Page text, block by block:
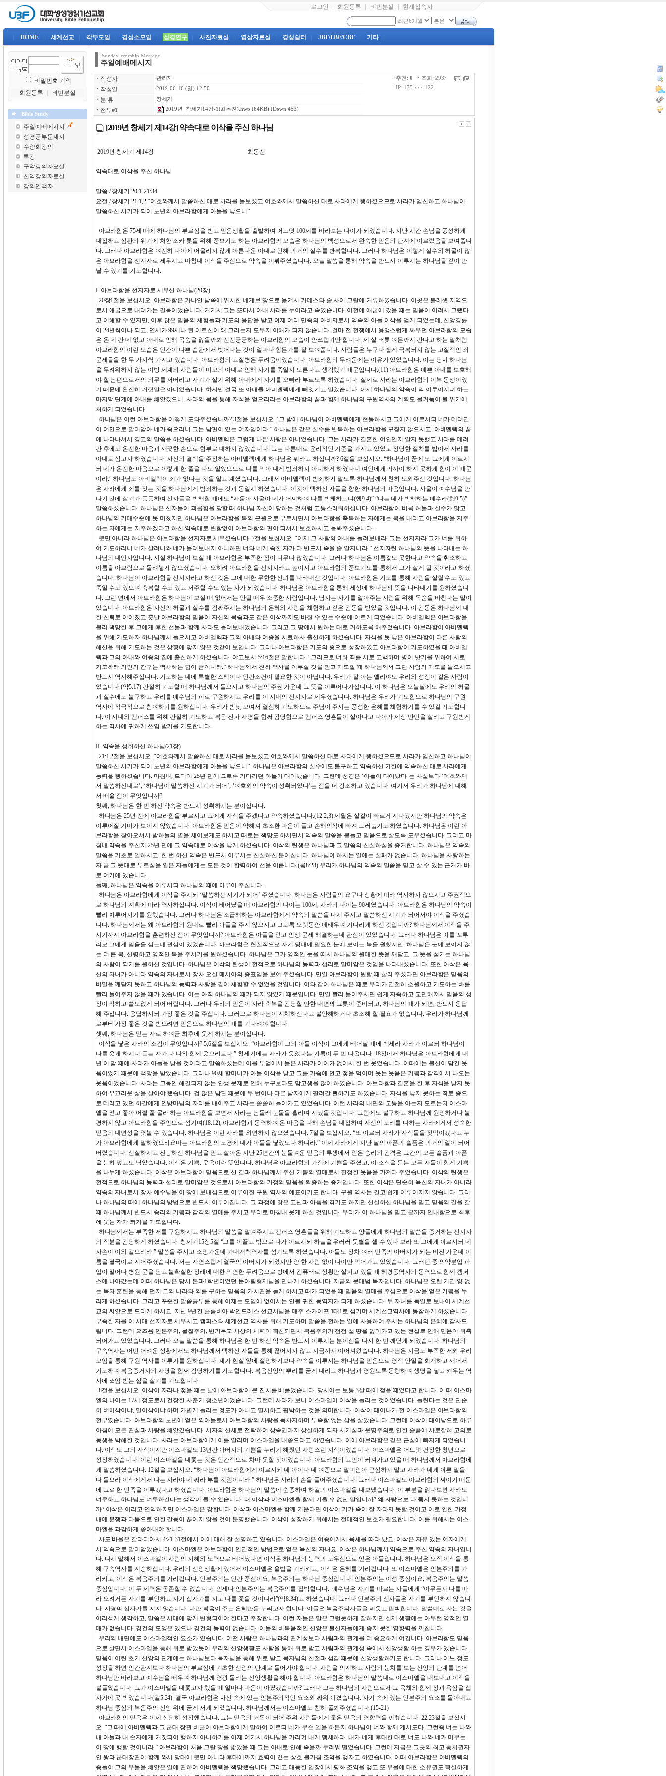
로그인 회원등록 비번분실 현재접속자
HOME 세계선교 각부모임 경성소모임 성경연구 사진자료실 영상자료실 경성쉼터 JBF/EBF/CBF 기타
비밀번호 기억
회원등록
비번분실
Bible Study
주일예배메시지
성경공부문제지
수양회강의
특강
구약강의자료실
신약강의자료실
강의안책자
Sunday Worship Message
주일예배메시지
ㆍ 작성자 관리자
ㆍ 작성일 2019-06-16 (일) 12:50
ㆍ 분 류 창세기
ㆍ 첨부#1 2019년_창세기14강-1(최동진).hwp (64KB) (Down:453)
ㆍ추천: 0 ㆍ조회: 2937
ㆍ IP: 175.xxx.122
[2019년 창세기 제14강] 약속대로 이삭을 주신 하나님
2019년 창세기 제14강 최동진
약속대로 이삭을 주신 하나님
말씀 / 창세기 20:1-21:34
요절 / 창세기 21:1,2 “여호와께서 말씀하신 대로 사라를 돌보셨고 여호와께서 말씀하신 대로 사라에게 행하셨으므로 사라가 임신하고 하나님이
말씀하신 시기가 되어 노년의 아브라함에게 아들을 낳으니”
아브라함은 75세 때에 하나님의 부르심을 받고 믿음생활을 출발하여 어느덧 100세를 바라보는 나이가 되었습니다. 지난 시간 손님을 풍성하게
대접하고 심판의 위기에 처한 조카 롯을 위해 중보기도 하는 아브라함의 모습은 하나님의 백성으로서 완숙한 믿음의 단계에 이르렀음을 보여줍니
다. 그러나 아브라함은 여전히 나이에 어울리지 않게 아름다운 아내로 인해 과거의 실수를 반복합니다. 그러나 하나님은 이렇게 실수와 허물이 많
은 아브라함을 선지자로 세우시고 마침내 이삭을 주심으로 약속을 이뤄주셨습니다. 오늘 말씀을 통해 약속을 반드시 이루시는 하나님을 깊이 만
날 수 있기를 기도합니다.
I. 아브라함을 선지자로 세우신 하나님(20장)
20장1절을 보십시오. 아브라함은 가나안 남쪽에 위치한 네게브 땅으로 옮겨서 가데스와 술 사이 그랄에 거류하였습니다. 이곳은 블레셋 지역으
로서 애굽으로 내려가는 길목이었습니다. 거기서 그는 또다시 아내 사라를 누이라고 속였습니다. 이전에 애굽에 갔을 때는 믿음이 어려서 그랬다
고 이해할 수 있지만, 이후 많은 믿음의 체험들과 기도의 응답을 받고 이제 여러 민족의 아버지로서 약속의 아들 이삭을 얻게 되었는데, 신앙경륜
이 24년씩이나 되고, 연세가 99세나 된 어르신이 왜 그러는지 도무지 이해가 되지 않습니다. 얼마 전 전쟁에서 용맹스럽게 싸우던 아브라함의 모습
은 온 데 간 데 없고 아내로 인해 목숨을 잃을까봐 전전긍긍하는 아브라함의 모습이 안쓰럽기만 합니다. 세 살 버릇 여든까지 간다고 하는 말처럼
아브라함의 이런 모습은 인간이 나쁜 습관에서 벗어나는 것이 얼마나 힘든가를 잘 보여줍니다. 사람들은 누구나 쉽게 극복되지 않는 고질적인 죄
문제들을 한 두 가지씩 가지고 있습니다. 아브라함의 고질병은 두려움이었습니다. 아브라함의 두려움에는 이유가 있었습니다. 이는 당시 하나님
을 두려워하지 않는 이방 세계의 사람들이 미모의 아내로 인해 자기를 죽일지 모른다고 생각했기 때문입니다.(11) 아브라함은 예쁜 아내를 보호해
야 할 남편으로서의 의무를 저버리고 자기가 살기 위해 아내에게 자기를 오빠라 부르도록 하였습니다. 실제로 사라는 아브라함의 이복 동생이었
기 때문에 완전히 거짓말은 아니었습니다. 하지만 결국 또 아내를 아비멜렉에게 빼앗기고 말았습니다. 이제 하나님의 약속이 막 이루어지려 하는
마지막 단계에 아내를 빼앗겼으니, 사라의 몸을 통해 자식을 얻으리라는 아브라함의 꿈과 함께 하나님의 구원역사의 계획도 물거품이 될 위기에
처하게 되었습니다.
하나님은 이런 아브라함을 어떻게 도와주셨습니까? 3절을 보십시오. “그 밤에 하나님이 아비멜렉에게 현몽하시고 그에게 이르시되 네가 데려간
이 여인으로 말미암아 네가 죽으리니 그는 남편이 있는 여자임이라.” 하나님은 같은 실수를 반복하는 아브라함을 꾸짖지 않으시고, 아비멜렉의 꿈
에 나타나셔서 경고의 말씀을 하셨습니다. 아비멜렉은 그렇게 나쁜 사람은 아니었습니다. 그는 사라가 결혼한 여인인지 알지 못했고 사라를 데려
간 후에도 온전한 마음과 깨끗한 손으로 함부로 대하지 않았습니다. 그는 나름대로 윤리적인 기준을 가지고 있었고 정당한 절차를 밟아서 사라를
아내로 삼고자 하였습니다. 자신의 결백을 주장하는 아비멜렉에게 하나님은 뭐라고 하십니까? 6절을 보십시오. “하나님이 꿈에 또 그에게 이르시
되 네가 온전한 마음으로 이렇게 한 줄을 나도 알았으므로 너를 막아 내게 범죄하지 아니하게 하였나니 여인에게 가까이 하지 못하게 함이 이 때문
이라.” 하나님도 아비멜렉이 죄가 없다는 것을 알고 계셨습니다. 그래서 아비멜렉이 범죄하지 말도록 하나님께서 친히 도와주신 것입니다. 하나님
은 사라에게 죄를 짓는 것을 하나님에게 범죄하는 것과 동일시 하셨습니다. 이것이 택하신 자들을 향한 하나님의 마음입니다. 사울이 예수님을 만
나기 전에 살기가 등등하여 신자들을 박해할 때에도 “사울아 사울아 네가 어찌하여 나를 박해하느냐(행9:4)” “나는 네가 박해하는 예수라(행9:5)”
말씀하셨습니다. 하나님은 신자들이 괴롭힘을 당할 때 하나님 자신이 당하는 것처럼 고통스러워하십니다. 아브라함이 비록 허물과 실수가 많고
하나님의 기대수준에 못 미쳤지만 하나님은 아브라함을 복의 근원으로 부르시면서 아브라함을 축복하는 자에게는 복을 내리고 아브라함을 저주
하는 자에게는 저주하겠다고 하신 약속대로 변함없이 아브라함의 편이 되셔서 보호하시고 돌봐주셨습니다.
뿐만 아니라 하나님은 아브라함을 선지자로 세우셨습니다. 7절을 보십시오. “이제 그 사람의 아내를 돌려보내라. 그는 선지자라 그가 너를 위하
여 기도하리니 네가 살려니와 네가 돌려보내지 아니하면 너와 네게 속한 자가 다 반드시 죽을 줄 알지니라.” 선지자란 하나님의 뜻을 나타내는 하
나님의 대언자입니다. 시실 하나님이 보실 때 아브라함은 부족한 점이 너무나 많았습니다. 그러나 하나님은 이름값도 못한다고 약속을 취소하고
이름을 아브람으로 돌려놓지 않으셨습니다. 오히려 아브라함을 선지자라고 높이시고 아브라함의 중보기도를 통해서 그가 살게 될 것이라고 하셨
습니다. 하나님이 아브라함을 선지자라고 하신 것은 그에 대한 무한한 신뢰를 나타내신 것입니다. 아브라함은 기도를 통해 사람을 살릴 수도 있고
죽일 수도 있으며 축복할 수도 있고 저주할 수도 있는 자가 되었습니다. 하나님은 아브라함을 통해 세상에 하나님의 뜻을 나타내기를 원하셨습니
다. 그런 면에서 아브라함은 하나님이 보실 때 없어서는 안될 매우 소중한 사람입니다. 남자는 자기를 알아주는 사람을 위해 목숨을 바친다는 말이
있습니다. 아브라함은 자신의 허물과 실수를 감싸주시는 하나님의 은혜와 사랑을 체험하고 깊은 감동을 받았을 것입니다. 이 감동은 하나님께 대
한 신뢰로 이어졌고 훗날 아브라함의 믿음이 자신의 목숨과도 같은 이삭까지도 바칠 수 있는 수준에 이르게 되었습니다. 아비멜렉은 아브라함을
불러 책망한 후 그에게 후한 선물과 함께 사라도 돌려보내었습니다. 그리고 그 땅에서 원하는 대로 거하도록 해주었습니다. 아브라함이 아비멜렉
을 위해 기도하자 하나님께서 들으시고 아비멜렉과 그의 아내와 여종을 치료하사 출산하게 하셨습니다. 자식을 못 낳은 아브라함이 다른 사람의
해산을 위해 기도하는 것은 상황에 맞지 않은 것같이 보입니다. 그러나 아브라함은 기도의 종으로 성장하였고 아브라함이 기도하였을 때 아비멜
렉과 그의 아내와 여종의 집에 출산하게 하셨습니다. 야고보서 5:16절은 말합니다. “그러므로 너희 죄를 서로 고백하며 병이 낫기를 위하여 서로
기도하라 의인의 간구는 역사하는 힘이 큼이니라.” 하나님께서 친히 역사를 이루실 것을 믿고 기도할 때 하나님께서 그런 사람의 기도를 들으시고
반드시 역사해주십니다. 기도하는 데에 특별한 스펙이나 인간조건이 필요한 것이 아닙니다. 우리가 잘 아는 엘리야도 우리와 성정이 같은 사람이
었습니다.(약5:17) 간절히 기도할 때 하나님께서 들으시고 하나님의 주권 가운데 그 뜻을 이루어나가십니다. 이 하나님은 오늘날에도 우리의 허물
과 실수에도 불구하고 우리를 예수님의 피로 구원하시고 우리를 이 시대의 선지자로 세우셨습니다. 하나님은 우리가 기도함으로 하나님의 구원
역사에 적극적으로 참여하기를 원하십니다. 우리가 밤낮 모여서 열심히 기도하므로 주님이 주시는 풍성한 은혜를 체험하기를 수 있길 기도합니
다. 이 시대와 캠퍼스를 위해 간절히 기도하고 복음 전파 사명을 힘써 감당함으로 캠퍼스 영혼들이 살아나고 나아가 세상 만민을 살리고 구원받게
하는 역사에 귀하게 쓰임 받기를 기도합니다.
II. 약속을 성취하신 하나님(21장)
21:1,2절을 보십시오. “여호와께서 말씀하신 대로 사라를 돌보셨고 여호와께서 말씀하신 대로 사라에게 행하셨으므로 사라가 임신하고 하나님이
말씀하신 시기가 되어 노년의 아브라함에게 아들을 낳으니” 하나님은 아브라함의 실수에도 불구하고 약속하신 기한에 약속하신 대로 사라에게
능력을 행하셨습니다. 마침내, 드디어 25년 만에 그토록 기다리던 아들이 태어났습니다. 그런데 성경은 ‘아들이 태어났다’는 사실보다 ‘여호와께
서 말씀하신대로’, ‘하나님이 말씀하신 시기가 되어’, ‘여호와의 약속이 성취되었다’는 점을 더 강조하고 있습니다. 여기서 우리가 하나님에 대해
서 배울 점이 무엇입니까?
첫째, 하나님은 한 번 하신 약속은 반드시 성취하시는 분이십니다.
하나님은 25년 전에 아브라함을 부르시고 그에게 자식을 주겠다고 약속하셨습니다.(12:2,3) 세월은 살같이 빠르게 지나갔지만 하나님의 약속은
이루어질 기미가 보이지 않았습니다. 아브라함은 믿음이 약해져 초조한 마음이 들고 손해의식에 빠져 드러눕기도 하였습니다. 하나님은 이런 아
브라함을 찾아오셔서 밤하늘의 별을 세어보게도 하시고 때로는 책망도 하시면서 약속의 말씀을 붙들고 믿음으로 살도록 도우셨습니다. 그리고 마
침내 약속을 주신지 25년 만에 그 약속대로 이삭을 낳게 하셨습니다. 이삭의 탄생은 하나님과 그 말씀의 신실하심을 증거합니다. 하나님은 약속의
말씀을 기초로 일하시고, 한 번 하신 약속은 반드시 이루시는 신실하신 분이십니다. 하나님이 하시는 일에는 실패가 없습니다. 하나님을 사랑하는
자 곧 그 뜻대로 부르심을 입은 자들에게는 모든 것이 합력하여 선을 이룹니다.(롬8:28) 우리가 하나님의 약속의 말씀을 믿고 살 수 있는 근거가 바
로 여기에 있습니다.
둘째, 하나님은 약속을 이루시되 하나님의 때에 이루어 주십니다.
하나님은 아브라함에게 이삭을 주시되 ‘말씀하신 시기가 되어’ 주셨습니다. 하나님은 사람들의 요구나 상황에 따라 역사하지 않으시고 주권적으
로 하나님의 계획에 따라 역사하십니다. 이삭이 태어났을 때 아브라함의 나이는 100세, 사라의 나이는 90세였습니다. 아브라함은 하나님의 약속이
빨리 이루어지기를 원했습니다. 그러나 하나님은 조급해하는 아브라함에게 약속의 말씀을 다시 주시고 말씀하신 시기가 되어서야 이삭을 주셨습
니다. 하나님께서는 왜 아브라함의 원대로 빨리 아들을 주지 않으시고 그토록 오랫동안 애태우며 기다리게 하신 것입니까? 하나님께서 이삭을 주
시기까지 아브라함을 훈련하신 점이 무엇입니까? 아브라함은 아들을 얻고 인생 문제 해결하는데 관심이 있었습니다. 그러나 하나님은 이를 꼬투
리로 그에게 믿음을 심는데 관심이 있었습니다. 아브라함은 현실적으로 자기 당대에 필요한 눈에 보이는 복을 원했지만, 하나님은 눈에 보이지 않
는 더 큰 복, 신령하고 영적인 복을 주시기를 원하셨습니다. 하나님은 그가 영적인 눈을 떠서 하나님의 원대한 뜻을 깨닫고, 그 뜻을 섬기는 하나님
의 사람이 되기를 원하신 것입니다. 하나님은 이삭의 탄생이 전적으로 하나님의 능력과 섭리로 말미암은 것임을 나타내셨습니다. 또한 이삭은 육
신의 자녀가 아니라 약속의 자녀로서 장차 오실 메시아의 증표임을 보여 주셨습니다. 만일 아브라함이 원할 때 빨리 주셨다면 아브라함은 믿음의
비밀을 깨닫지 못하고 하나님의 능력과 사랑을 깊이 체험할 수 없었을 것입니다. 이와 같이 하나님은 때로 우리가 간절히 소원하고 기도하는 바를
빨리 들어주지 않을 때가 있습니다. 이는 아직 하나님의 때가 되지 않았기 때문입니다. 만일 빨리 들어주시면 쉽게 자족하고 교만해져서 믿음의 성
장이 막히고 쓸모없게 되어 버립니다. 그러나 우리의 믿음이 자라 축복을 감당할 만한 내면의 그릇이 준비되고, 하나님의 때가 되면, 반드시 응답
해 주십니다. 응답하시되 가장 좋은 것을 주십니다. 그러므로 하나님이 지체하신다고 불안해하거나 초조해 할 필요가 없습니다. 우리가 하나님께
로부터 가장 좋은 것을 받으려면 믿음으로 하나님의 때를 기다려야 합니다.
셋째, 하나님은 믿는 자로 하여금 최후에 웃게 하시는 분이십니다.
이삭을 낳은 사라의 소감이 무엇입니까? 5,6절을 보십시오. “아브라함이 그의 아들 이삭이 그에게 태어날 때에 백세라 사라가 이르되 하나님이
나를 웃게 하시니 듣는 자가 다 나와 함께 웃으리로다.” 창세기에는 사라가 웃었다는 기록이 두 번 나옵니다. 18장에서 하나님은 아브라함에게 내
년 이 맘 때에 사라가 아들을 낳을 것이라고 말씀하셨는데 이를 부엌에서 들은 사라가 어이가 없어서 한 번 웃었습니다. 이때에는 불신이 담긴 웃
음이었기 때문에 책망을 받았습니다. 그러나 90세 할머니가 아들 이삭을 낳고 그를 가슴에 안고 젖을 먹이며 웃는 웃음은 기쁨과 감격에서 나오는
웃음이었습니다. 사라는 그동안 해결되지 않는 인생 문제로 인해 누구보다도 맘고생을 많이 하였습니다. 아브라함과 결혼을 한 후 자식을 낳지 못
하여 부끄러운 삶을 살아야 했습니다. 겁 많은 남편 때문에 두 번이나 다른 남자에게 팔려갈 뻔하기도 하였습니다. 자식을 낳지 못하는 죄로 종으
로 데리고 있던 하갈에게 안방마님의 자리를 내어주고 사라는 쓸쓸히 늙어가고 있었습니다. 이런 사라의 내면의 고통을 아는지 모르는지 이스마
엘을 얻고 좋아 어쩔 줄 몰라 하는 아브라함을 보면서 사라는 남몰래 눈물을 흘리며 지냈을 것입니다. 그럼에도 불구하고 하나님께 원망하거나 불
평하지 않고 아브라함을 주인으로 섬기며(18:12), 아브라함과 동역하여 온 마음을 다해 손님을 대접하며 자신의 도리를 다하는 사라에게서 성숙한
믿음의 내면성을 엿볼 수 있습니다. 하나님은 이런 사라를 외면하지 않으셨습니다. 7절을 보십시오. “또 이르되 사라가 자식들을 젖먹이겠다고 누
가 아브라함에게 말하였으리요마는 아브라함의 노경에 내가 아들을 낳았도다 하니라.” 이제 사라에게 지난 날의 아픔과 슬픔은 과거의 일이 되어
버렸습니다. 신실하시고 전능하신 하나님을 믿고 살아온 지난 25년간의 눈물겨운 믿음의 투쟁에서 얻은 승리의 감격은 그간의 모든 슬픔과 아픔
을 능히 덮고도 남았습니다. 이삭은 기쁨, 웃음이란 뜻입니다. 하나님은 아브라함의 가정에 기쁨을 주셨고, 이 소식을 듣는 모든 자들이 함게 기쁨
을 나누게 하셨습니다. 이삭은 아브라함이 믿음으로 산 결과 하나님께서 주신 기쁨의 열매로서 진정한 웃음을 가져다 주었습니다. 이삭의 탄생은
전적으로 하나님의 능력과 섭리로 말미암은 것으로서 아브라함의 가정의 믿음을 확증하는 증거입니다. 또한 이삭은 단순히 육신의 자녀가 아니라
약속의 자녀로서 장차 예수님을 이 땅에 보내심으로 이루어질 구원 역사의 예표이기도 합니다. 구원 역사는 결코 쉽게 이루어지지 않습니다. 그러
나 하나님의 때에 하나님의 방법으로 반드시 이루어집니다. 그 과정에 많은 고난과 아픔을 겪기도 하지만 신실하신 하나님을 믿고 믿음의 길을 갈
때 하나님께서 반드시 승리의 기쁨과 감격의 열매를 주시고 우리로 마침내 웃게 하실 것입니다. 우리가 이 하나님을 믿고 끝까지 인내함으로 최후
에 웃는 자가 되기를 기도합니다.
하나님께서는 부족한 저를 구원하시고 하나님의 말씀을 맡겨주시고 캠퍼스 영혼들을 위해 기도하고 양들에게 하나님의 말씀을 증거하는 선지자
의 직분을 감당하게 하셨습니다. 창세기15장5절 “그를 이끌고 밖으로 나가 이르시되 하늘을 우러러 뭇별을 셀 수 있나 보라 또 그에게 이르시되 네
자손이 이와 같으리라.” 말씀을 주시고 소망가운데 가대개척역사를 섬기도록 하셨습니다. 아들도 장차 여러 민족의 아버지가 되는 비전 가운데 이
름을 열국이로 지어주셨습니다. 저는 자연스럽게 열국의 아버지가 되었지만 양 한 사람 없이 나이만 먹어가고 있었습니다. 그러던 중 의약분업 파
업이 일어나 병원 문을 닫고 불확실한 장래에 대한 막연한 두려움으로 방에서 컴퓨터로 상황만 살피고 있을 때 혜경동역자의 동역으로 함께 캠퍼
스에 나아갔는데 이때 하나님은 당시 본과1학년이었던 문아림형제님을 만나게 하셨습니다. 지금의 문대범 목자입니다. 하나님은 오랜 기간 양 없
는 목자 훈련을 통해 먼저 그의 나라와 의를 구하는 믿음의 가치관을 놓게 하시고 때가 되었을 때 믿음의 열매를 주심으로 이삭을 얻은 기쁨을 누
리게 하셨습니다. 그리고 꾸준한 말씀공부를 통해 이제는 모임에 없어서는 안될 귀한 동역자가 되게 하셨습니다. 두 자녀를 독일로 보내어 세계선
교의 씨앗으로 드리게 하시고, 지난 9년간 콜롬비아 박안드레스 선교사님을 매주 스카이프 1대1로 섬기며 세계선교역사에 동참하게 하셨습니다.
부족한 자를 이 시대 선지자로 세우시고 캠퍼스와 세계선교 역사를 위해 기도하며 말씀을 전하는 일에 사용하여 주시는 하나님의 은혜에 감사드
립니다. 그런데 요즈음 인본주의, 물질주의, 반기독교 사상의 세력이 확산되면서 복음주의가 점점 설 땅을 잃어가고 있는 현실로 인해 믿음이 위축
되어가고 있었습니다. 그러나 오늘 말씀을 통해 하나님은 한 번 하신 약속은 반드시 이루시는 분이심을 다시 한 번 깨닫게 되었습니다. 하나님의
구속역사는 어떤 어려운 상황에서도 하나님께서 택하신 자들을 통해 끊어지지 않고 지금까지 이어져왔습니다. 하나님은 지금도 부족한 저와 우리
모임을 통해 구원 역사를 이루기를 원하십니다. 제가 현실 앞에 절망하기보다 약속을 이루시는 하나님을 믿음으로 영적 안일을 회개하고 깨어서
기도하며 복음증거자의 사명을 힘써 감당하기를 기도합니다. 복음신앙의 뿌리를 굳게 내리고 하나님과 영원토록 동행하며 생명을 낳고 키우는 역
사에 쓰임 받는 삶을 살기를 기도합니다.
8절을 보십시오. 이삭이 자라나 젖을 떼는 날에 아브라함이 큰 잔치를 베풀었습니다. 당시에는 보통 3살 때에 젖을 떼었다고 합니다. 이 때 이스마
엘의 나이는 17세 정도로서 건장한 사춘기 청소년이었습니다. 그런데 사라가 보니 이스마엘이 이삭을 놀리는 것이었습니다. 놀린다는 것은 단순
히 벼이삭이냐, 밀이삭이냐 하며 가볍게 놀리는 정도가 아니고 멸시하고 핍박하는 것을 의미합니다. 이삭이 태어나기 전 이스마엘은 아브라함의
전부였습니다. 아브라함의 노년에 얻은 외아들로서 아브라함의 사랑을 독차지하며 부족함 없는 삶을 살았습니다. 그런데 이삭이 태어남으로 하루
아침에 모든 관심과 사랑을 빼앗겼습니다. 서자의 신세로 전락하여 상속권마저 상실하게 되자 시기심과 운명주의로 인한 슬픔에 사로잡혀 고의로
동생을 박해한 것입니다. 사라는 아브라함에게 이를 알리며 이스마엘을 내쫓으라고 하였습니다. 이에 아브라함은 깊은 근심에 빠지게 되었습니
다. 이삭도 그의 자식이지만 이스마엘도 13년간 아버지의 기쁨을 누리게 해줬던 사랑스런 자식이었습니다. 이스마엘은 어느덧 건장한 청년으로
성장하였습니다. 이런 이스마엘을 내쫓는 것은 인간적으로 차마 못할 짓이었습니다. 아브라함의 고민이 커져가고 있을 때 하나님께서 아브라함에
게 말씀하셨습니다. 12절을 보십시오. “하나님이 아브라함에게 이르시되 네 아이나 네 여종으로 말미암아 근심하지 말고 사라가 네게 이른 말을
다 들으라 이삭에게서 나는 자라야 네 씨라 부를 것임이니라.” 하나님은 사라의 손을 들어주셨습니다. 그러나 이스마엘도 아브라함의 씨이기 때문
에 그로 한 민족을 이루겠다고 하셨습니다. 아브라함은 하나님의 말씀에 순종하여 하갈과 이스마엘을 내보냈습니다. 이 부분을 읽다보면 사라도
너무하고 하나님도 너무하신다는 생각이 들 수 있습니다. 왜 이삭과 이스마엘을 함께 키울 수 없단 말입니까? 왜 사랑으로 다 품지 못하는 것입니
까? 이삭은 어리고 연약하지만 이스마엘은 강합니다. 이삭과 이스마엘을 함께 키운다면 이삭이 기가 죽어 잘 자라지 못할 것이고 이로 인한 가정
내에 분쟁과 다툼으로 인한 갈등이 끊이지 않을 것이 분명했습니다. 이삭이 성장하기 위해서는 절대적인 보호가 필요합니다. 이를 위해서는 이스
마엘을 과감하게 쫓아내야 합니다.
사도 바울은 갈라디아서 4:21-31절에서 이에 대해 잘 설명하고 있습니다. 이스마엘은 여종에게서 육체를 따라 났고, 이삭은 자유 있는 여자에게
서 약속으로 말미암았습니다. 이스마엘은 아브라함이 인간적인 방법으로 얻은 육신의 자녀요, 이삭은 하나님께서 약속으로 주신 약속의 자녀입니
다. 다시 말해서 이스마엘이 사람의 지혜와 노력으로 태어났다면 이삭은 하나님의 능력과 도우심으로 얻은 아들입니다. 하나님은 오직 이삭을 통
해 구속역사를 계승하십니다. 우리의 신앙생활에 있어서 이스마엘은 율법을 기리키고, 이삭은 은혜를 가리킵니다. 또 이스마엘은 인본주의를 가
리키고, 이삭은 복음주의를 가리킵니다. 인본주의는 인간 중심이요, 복음주의는 하나님 중심입니다. 인본주의는 이성 중심이요, 복음주의는 말씀
중심입니다. 이 두 세력은 공존할 수 없습니다. 언제나 인본주의는 복음주의를 핍박합니다. 예수님은 자기를 따르는 자들에게 “아무든지 나를 따
라 오려거든 자기를 부인하고 자기 십자가를 지고 나를 좇을 것이니라”(막8:34)고 하셨습니다. 그러나 인본주의 신자들은 자기를 부인하지 않습니
다. 사명의 십자가를 지지 않습니다. 다만 복음이 주는 은혜만을 누리고자 합니다. 이들은 복음주의자들을 비웃고 핍박합니다. 말씀대로 사는 것을
어리석게 생각하고, 말씀은 시대에 맞게 변형되어야 한다고 주장합니다. 이런 자들은 말은 그럴듯하게 잘하지만 실제 생활에는 아무런 영적인 열
매가 없습니다. 경건의 모양은 있으나 경건의 능력이 없습니다. 이들의 비복음적인 신앙은 불신자들에게 좋지 못한 영향력을 끼칩니다.
우리의 내면에도 이스마엘적인 요소가 있습니다. 어떤 사람은 하나님과의 관계성보다 사람과의 관계를 더 중요하게 여깁니다. 아브라함도 믿음
으로 살면서 이스마엘을 통해 위로 받았듯이 우리의 신앙생활도 사람을 통해 위로 받고 사람과의 관계성 속에서 신앙생활 하는 경우가 있습니다.
믿음이 어린 초기 신앙의 단계에는 하나님보다 목자님을 통해 위로 받고 목자님의 친절과 섬김 때문에 신앙생활하기도 합니다. 그러나 어느 정도
성장을 하면 인간관계보다 하나님의 부르심에 기초한 신앙의 단계로 들어가야 합니다. 사람을 의지하고 사람의 눈치를 보는 신앙의 단계를 넘어
하나님만 바라보고 예수님을 배우며 하나님께 영광 돌리는 신앙생활을 해야 합니다. 아브라함은 하나님의 말씀대로 이스마엘을 내보내고 이삭을
붙들었습니다. 그가 이스마엘을 내쫓고자 했을 때 얼마나 마음이 아팠겠습니까? 그러나 그는 하나님의 사람으로서 그 육체와 함께 정과 욕심을 십
자가에 못 박았습니다(갈5:24). 결국 아브라함은 자신 속에 있는 인본주의적인 요소와 싸워 이겼습니다. 자기 속에 있는 인본주의 요소를 몰아내고
하나님 중심의 복음주의 신앙 위에 굳게 서게 되었습니다. 하나님께서는 이스마엘도 친히 돌봐주셨습니다.(15-21)
아브라함의 믿음은 이제 상당히 성장했습니다. 그는 믿음의 거목이 되어 주위 사람들에게 좋은 믿음의 영향력을 끼쳤습니다. 22,23절을 보십시
오. “그 때에 아비멜렉과 그 군대 장관 비골이 아브라함에게 말하여 이르되 네가 무슨 일을 하든지 하나님이 너와 함께 계시도다. 그런즉 너는 나와
내 아들과 내 손자에게 거짓되이 행하지 아니하기를 이제 여기서 하나님을 가리켜 내게 맹세하라. 내가 네게 후대한 대로 너도 나와 네가 머무는
이 땅에 행할 것이니라.” 아브라함이 처음 그랄 땅을 밟았을 때 그는 아내로 인해 죽을까 두려워 떨었습니다. 그런데 지금은 그곳의 최고 통치권자
인 왕과 군대장관이 함께 와서 당대에 뿐만 아니라 후대에까지 효력이 있는 상호 불가침 조약을 맺자고 하였습니다. 이때 아브라함은 아비멜렉의
종들이 그의 우물을 빼앗은 일에 관하여 아비멜렉을 책망했습니다. 그리고 대등한 입장에서 평화 조약을 맺고 또 우물에 대한 소유권도 확실하게